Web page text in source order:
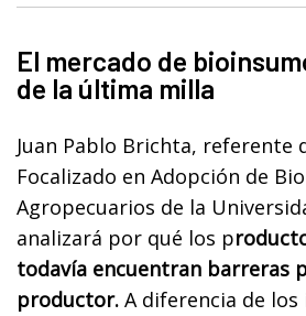
El mercado de
de la última milla
Juan Pablo Brichta, referente
Focalizado en Adopción de
Agropecuarios de la
analizará por qué los p
todavía encuentran barreras
productor. A diferencia de los